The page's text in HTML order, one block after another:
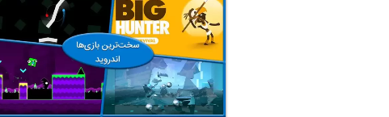
عاقلانه‌ترین تصمیم را اتخاذ کنید.